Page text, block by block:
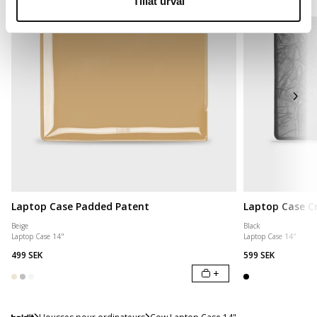
Laptop Case Padded Patent
Beige
Laptop Case 14"
499 SEK
+
Laptop Case
Black
Laptop Case 14"
599 SEK